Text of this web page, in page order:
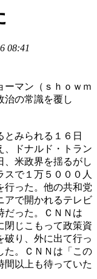
08:41
ーマン（ｓｈｏｗｍ
治の常識を覆し
みられる１６日
、ドナルド・トラン
、米政界を揺るがし
で１万５０００人
行った。他の共和党
アで開かれるテレビ
だった。ＣＮＮは
閉じこもって政策資
破り、外に出て行っ
た。ＣＮＮは「この
間以上も待っていた